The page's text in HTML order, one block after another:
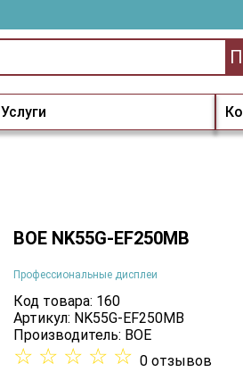
Услуги
BOE NK55G-EF250MB
Профессиональные дисплеи
Код товара: 160
Артикул: NK55G-EF250MB
Производитель: BOE
☆ ☆ ☆ ☆ ☆ 0 отзывов